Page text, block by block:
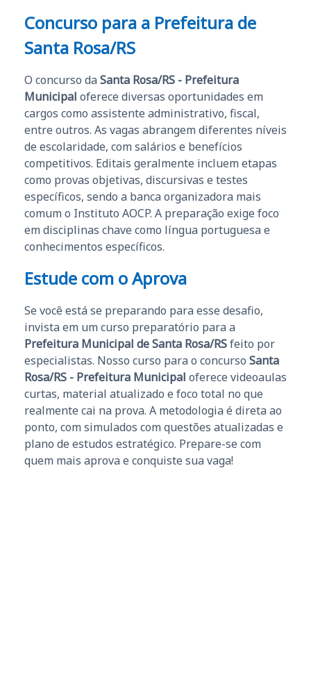
Concurso para a Prefeitura de
Santa Rosa/RS
O concurso da Santa Rosa/RS - Prefeitura
Municipal oferece diversas oportunidades em
cargos como assistente administrativo, fiscal,
entre outros. As vagas abrangem diferentes níveis
de escolaridade, com salários e benefícios
competitivos. Editais geralmente incluem etapas
como provas objetivas, discursivas e testes
específicos, sendo a banca organizadora mais
comum o Instituto AOCP. A preparação exige foco
em disciplinas chave como língua portuguesa e
conhecimentos específicos.
Estude com o Aprova
Se você está se preparando para esse desafio,
invista em um curso preparatório para a
Prefeitura Municipal de Santa Rosa/RSfeito por
especialistas. Nosso curso para o concurso Santa
Rosa/RS - Prefeitura Municipal oferece videoaulas
curtas, material atualizado e foco total no que
realmente cai na prova. A metodologia é direta ao
ponto, com simulados com questões atualizadas e
plano de estudos estratégico. Prepare-se com
quem mais aprova e conquiste sua vaga!